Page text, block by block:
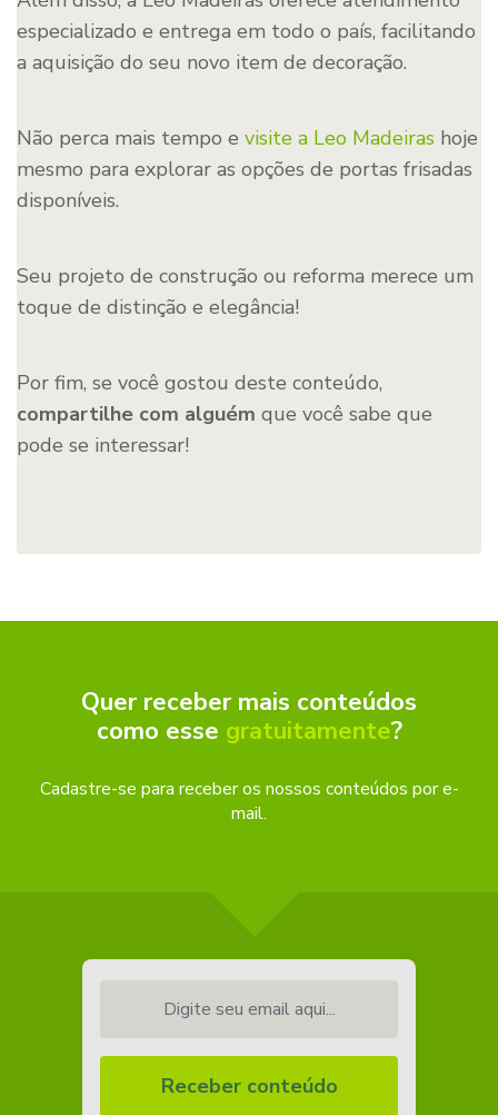
especializado e entrega em todo o país, facilitando
a aquisição do seu novo item de decoração.
Não perca mais tempo e visite a Leo Madeiras hoje
mesmo para explorar as opções de portas frisadas
disponíveis.
Seu projeto de construção ou reforma merece um
toque de distinção e elegância!
Por fim, se você gostou deste conteúdo,
compartilhe com alguém que você sabe que
pode se interessar!
Quer receber mais conteúdos
como esse gratuitamente?
Cadastre-se para receber os nossos conteúdos por e-
mail.
Receber conteúdo